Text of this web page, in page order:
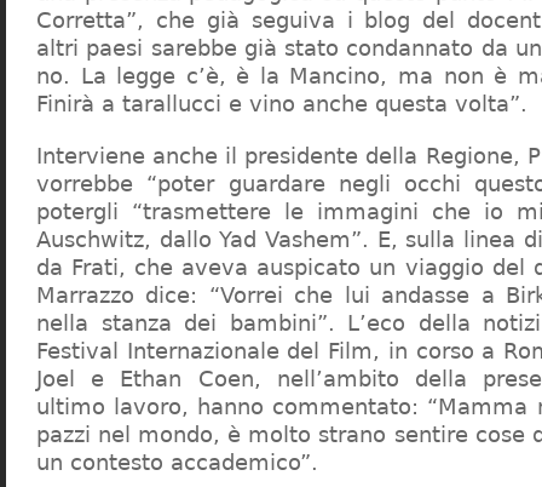
Corretta”, che già seguiva i blog del
altri paesi sarebbe già stato condannato da
no. La legge c’è, è la Mancino, ma non è
Finirà a tarallucci e vino anche questa volta”.
Interviene anche il presidente della Regione,
vorrebbe “poter guardare negli occhi
potergli “trasmettere le immagini che io
Auschwitz, dallo Yad Vashem”. E, sulla linea
da Frati, che aveva auspicato un viaggio del
Marrazzo dice: “Vorrei che lui andasse a
nella stanza dei bambini”. L’eco della
Festival Internazionale del Film, in corso a
Joel e Ethan Coen, nell’ambito della
ultimo lavoro, hanno commentato: “Mamma
pazzi nel mondo, è molto strano sentire cose
un contesto accademico”.